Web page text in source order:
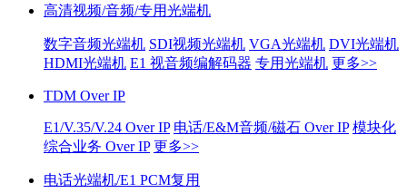
高清视频/音频/专用光端机
数字音频光端机 SDI视频光端机 VGA光端机 DVI光端机
HDMI光端机 E1 视音频编解码器 专用光端机 更多>>
TDM Over IP
E1/V.35/V.24 Over IP 电话/E&M音频/磁石 Over IP 模块化
综合业务 Over IP 更多>>
电话光端机/E1 PCM复用